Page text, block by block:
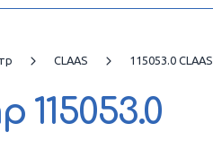
CLAAS 115053.0 CLAAS
115053.0